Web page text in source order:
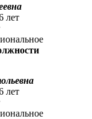
лет
лет